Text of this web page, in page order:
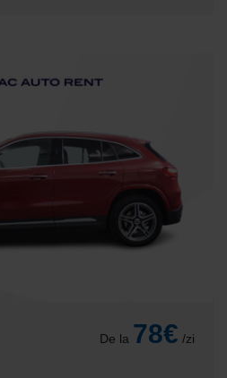
De la 78€ /zi